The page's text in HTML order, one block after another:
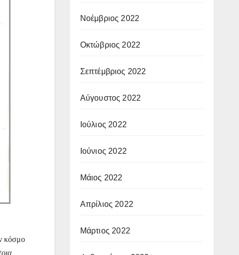
κόσμο
Νοέμβριος 2022
Οκτώβριος 2022
Σεπτέμβριος 2022
Αύγουστος 2022
Ιούλιος 2022
Ιούνιος 2022
Μάιος 2022
Απρίλιος 2022
Μάρτιος 2022